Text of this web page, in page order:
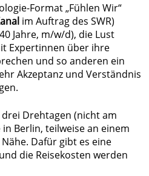
Format „Fühlen Wir“
im Auftrag des SWR)
Jahre, m/w/d), die Lust
Expertinnen über ihre
und so anderen ein
Akzeptanz und Verständnis
Drehtagen (nicht am
Berlin, teilweise an einem
Dafür gibt es eine
die Reisekosten werden